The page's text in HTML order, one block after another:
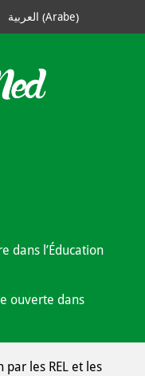
العربية (Arabe)
dans l’Éducation
ouverte dans
par les REL et les